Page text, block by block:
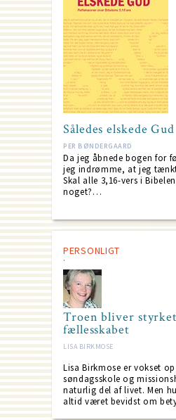
Således elskede Gud
PER BØNDERGAARD
Da jeg åbnede bogen for
jeg indrømme, at jeg
Skal alle 3,16-vers i
noget?…
PERSONLIGT
Troen bliver
fællesskabet
LISA BIRKMOSE
Lisa Birkmose er vokset
søndagsskole og
naturlig del af livet. Men
altid været bevidst om